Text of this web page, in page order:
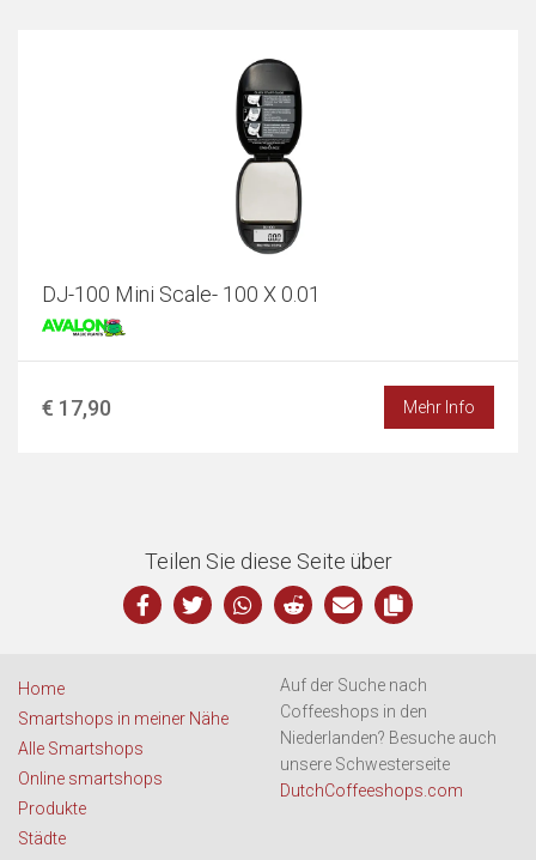
DJ-100 Mini Scale- 100 X 0.01
€ 17,90 Mehr Info
Teilen Sie diese Seite über
Home
Smartshops in meiner Nähe
Alle Smartshops
Online smartshops
Produkte
Städte
Auf der Suche nach
Coffeeshops in den
Niederlanden? Besuche auch
unsere Schwesterseite
DutchCoffeeshops.com